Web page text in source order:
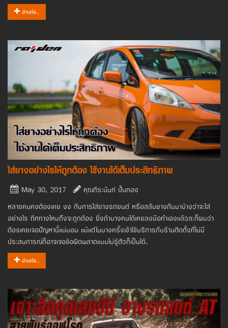
อ่านต่อ..
ใส่ยางอย่างไรให้ถูกต้อง ใช้งานได้เต็มประสิทธิภาพ
May 30, 2017
คุณกีระนันท์ ปั้นทอง
หลายคนคงต้องเคย งง กับการใส่ยางรถยนต์ หรือสลับยางกันมาบ้างว่าจะใส่
อย่างไร ทิศทางไหนถึงจะถูกต้อง ยิ่งถ้าบางคนได้เคยลงมือทำเองแล้วละก็ผมว่า
ต้องเคยเจอปัญหานี้แน่นอน แม้แต่ในบางครั้งเข้าใช้บริการกับร้านติดตั้งที่ไม่มี
ประสบการณ์ก็อาจเจอข้อผิดพลาดแบบไม่รู้ตัวก็เป็นได้.
อ่านต่อ..